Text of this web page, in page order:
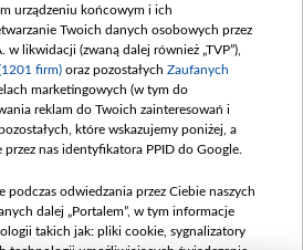
urządzeniu końcowym i ich
Twoich danych osobowych przez
w likwidacji (zwaną dalej również „TVP”),
firm) oraz pozostałych Zaufanych
marketingowych (w tym do
reklam do Twoich zainteresowań i
które wskazujemy poniżej, a
nas identyfikatora PPID do Google.
podczas odwiedzania przez Ciebie naszych
dalej „Portalem”, w tym informacje
takich jak: pliki cookie, sygnalizatory